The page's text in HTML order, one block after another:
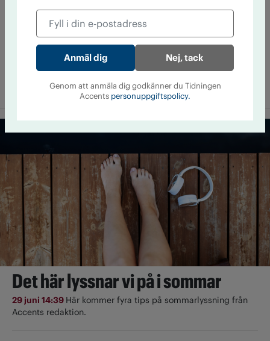
Avmattning i USA:s cannabisvåg
3 augusti 12:00
Efter en snabb expansionsfas har
ingen ny delstat fullt ut ­legaliserat cannabis.
Det här lyssnar vi på i sommar
29 juni 14:39 Här kommer fyra tips på sommarlyssning från
Accents redaktion.
Nej, tack
Genom att anmäla dig godkänner du Tidningen
Accents personuppgiftspolicy.